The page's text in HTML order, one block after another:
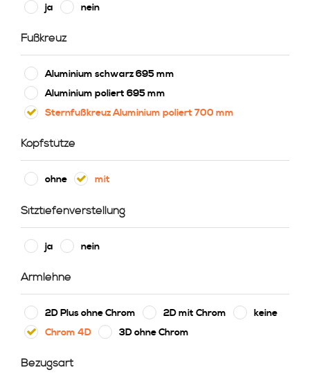
ja nein
Fußkreuz
Aluminium schwarz 695 mm
Aluminium poliert 695 mm
Sternfußkreuz Aluminium poliert 700 mm
Kopfstütze
ohne mit
Sitztiefenverstellung
ja nein
Armlehne
2D Plus ohne Chrom 2D mit Chrom
keine
Chrom 4D
3D ohne Chrom
Bezugsart